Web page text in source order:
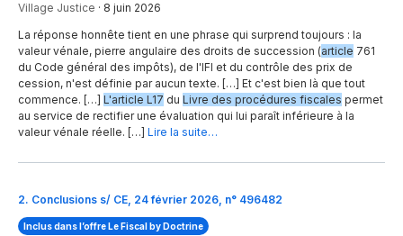
Village Justice · 8 juin 2026
La réponse honnête tient en une phrase qui surprend toujours : la
valeur vénale, pierre angulaire des droits de succession (article 761
du Code général des impôts), de l'IFI et du contrôle des prix de
cession, n'est définie par aucun texte. […] Et c'est bien là que tout
commence. […] L'article L17 du Livre des procédures fiscales permet
au service de rectifier une évaluation qui lui paraît inférieure à la
valeur vénale réelle. […] Lire la suite…
2. Conclusions s/ CE, 24 février 2026, n° 496482
Inclus dans l’offre Le Fiscal by Doctrine